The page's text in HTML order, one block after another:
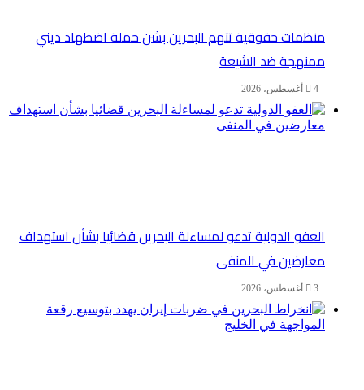
منظمات حقوقية تتهم البحرين بشن حملة اضطهاد ديني
ممنهجة ضد الشيعة
4 أغسطس، 2026
العفو الدولية تدعو لمساءلة البحرين قضائيا بشأن استهداف
معارضين في المنفى
3 أغسطس، 2026